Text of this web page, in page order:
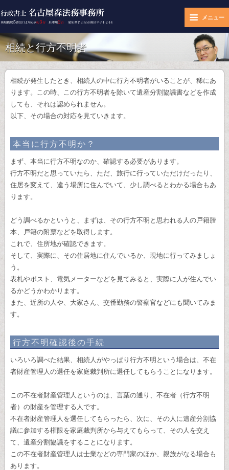
メニュー
相続と行方不明者
相続が発生したとき、相続人の中に行方不明者がいることが、稀にあ
ります。この時、この行方不明者を除いて遺産分割協議書などを作成
しても、それは認められません。
以下、その場合の対応を見ていきます。
本当に行方不明か？
まず、本当に行方不明なのか、確認する必要があります。
行方不明だと思っていたら、ただ、旅行に行っていただけだったり、
住居を変えて、違う場所に住んでいて、少し調べるとわかる場合もあ
ります。
どう調べるかというと、まずは、その行方不明と思われる人の戸籍謄
本、戸籍の附票などを取得します。
これで、住所地が確認できます。
そして、実際に、その住居地に住んでいるか、現地に行ってみましょ
う。
表札やポスト、電気メーターなどを見てみると、実際に人が住んでい
るかどうかわかります。
また、近所の人や、大家さん、交番勤務の警察官などにも聞いてみま
す。
行方不明確認後の手続
いろいろ調べた結果、相続人がやっぱり行方不明という場合は、不在
者財産管理人の選任を家庭裁判所に選任してもらうことになります。
この不在者財産管理人というのは、言葉の通り、不在者（行方不明
者）の財産を管理する人です。
不在者財産管理人を選任してもらったら、次に、その人に遺産分割協
議に参加する権限を家庭裁判所から与えてもらって、その人を交え
て、遺産分割協議をすることになります。
この不在者財産管理人は士業などの専門家のほか、親族がなる場合も
あります。